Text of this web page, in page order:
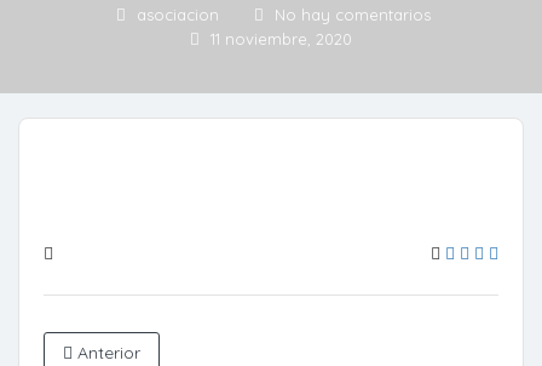
asociacion
No hay comentarios
11 noviembre, 2020
Anterior